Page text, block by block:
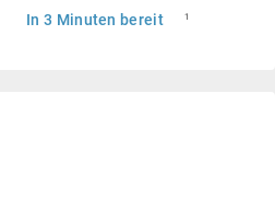
In 3 Minuten bereit 1